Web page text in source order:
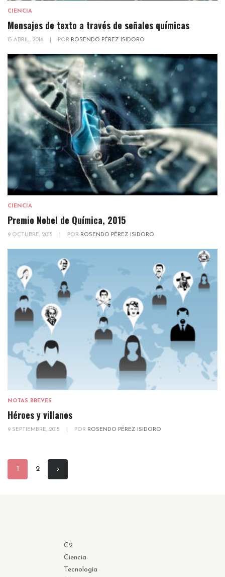
CIENCIA
Mensajes de texto a través de señales químicas
15 ABRIL, 2016 POR ROSENDO PÉREZ ISIDORO
CIENCIA
Premio Nobel de Química, 2015
9 OCTUBRE, 2015 POR ROSENDO PÉREZ ISIDORO
NOTAS BREVES
Héroes y villanos
9 SEPTIEMBRE, 2015 POR ROSENDO PÉREZ ISIDORO
1 2
C2
Ciencia
Tecnología